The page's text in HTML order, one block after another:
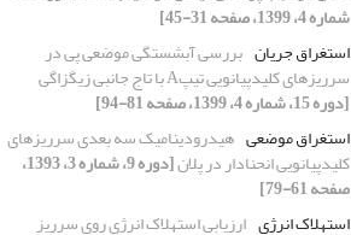
شماره 4، 1399، صفحه 31-45]
استغراق جریان بررسی آبشستگی موضعی پی در
سرریزهای کلیدپیانویی تیپA با تاج جانبی زیگزاگی
[دوره 15، شماره 4، 1399، صفحه 81-94]
استغراق موضعی هیدرودینامیک سه بعدی سرریزهای
کلیدپیانویی انحنادار در پلان [دوره 9، شماره 3، 1393،
صفحه 61-79]
استهلاک انرژی ارزیابی استهلاک انرژی روی سرریز